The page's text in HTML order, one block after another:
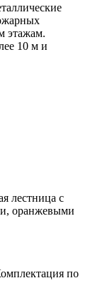
этажам.
10 м и
по